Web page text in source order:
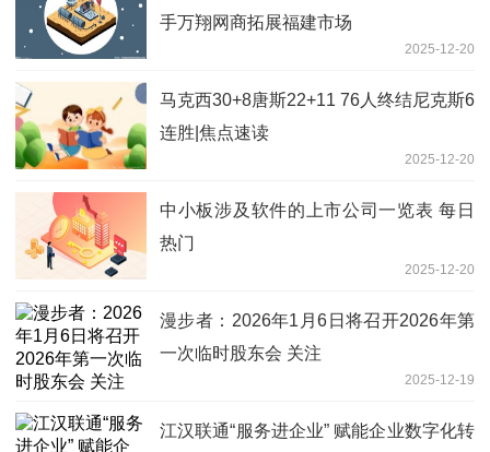
手万翔网商拓展福建市场
2025-12-20
马克西30+8唐斯22+11 76人终结尼克斯6
连胜|焦点速读
2025-12-20
中小板涉及软件的上市公司一览表 每日
热门
2025-12-20
漫步者：2026年1月6日将召开2026年第
一次临时股东会 关注
2025-12-19
江汉联通“服务进企业” 赋能企业数字化转